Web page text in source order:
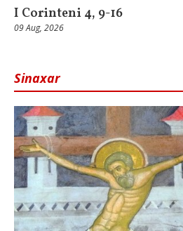
I Corinteni 4, 9-16
09 Aug, 2026
Sinaxar